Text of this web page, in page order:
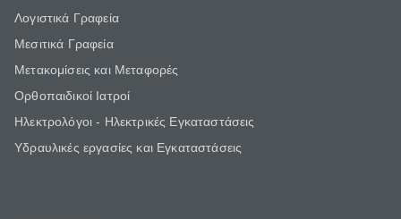
Λογιστικά Γραφεία
Μεσιτικά Γραφεία
Μετακομίσεις και Μεταφορές
Ορθοπαιδικοί Ιατροί
Ηλεκτρολόγοι - Ηλεκτρικές Εγκαταστάσεις
Υδραυλικές εργασίες και Εγκαταστάσεις